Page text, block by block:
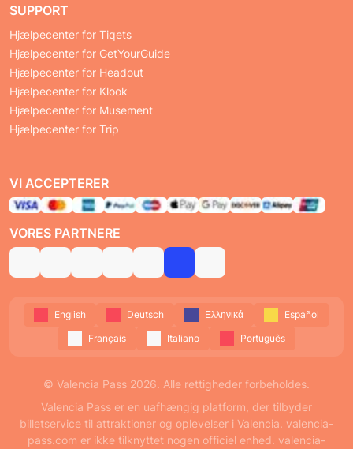
SUPPORT
Hjælpecenter for Tiqets
Hjælpecenter for GetYourGuide
Hjælpecenter for Headout
Hjælpecenter for Klook
Hjælpecenter for Musement
Hjælpecenter for Trip
VI ACCEPTERER
VORES PARTNERE
English Deutsch Ελληνικά
Español
Français
Italiano Português
© Valencia Pass 2026. Alle rettigheder forbeholdes.
Valencia Pass er en uafhængig platform, der tilbyder
billetservice til attraktioner og oplevelser i Valencia. valencia-
pass.com er ikke tilknyttet nogen officiel enhed. valencia-